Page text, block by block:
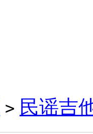
> 民谣吉